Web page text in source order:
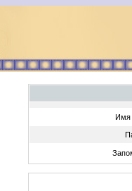
Имя